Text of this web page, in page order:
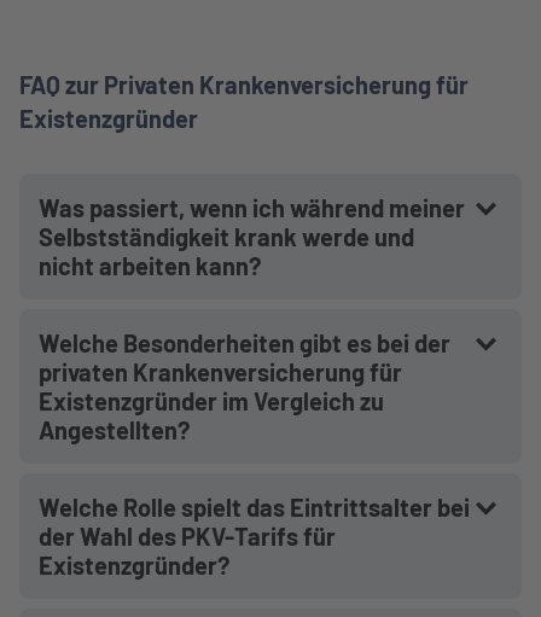
FAQ zur Privaten Krankenversicherung für
Existenzgründer
Was passiert, wenn ich während meiner
Selbstständigkeit krank werde und
nicht arbeiten kann?
Welche Besonderheiten gibt es bei der
privaten Krankenversicherung für
Existenzgründer im Vergleich zu
Angestellten?
Welche Rolle spielt das Eintrittsalter bei
der Wahl des PKV-Tarifs für
Existenzgründer?